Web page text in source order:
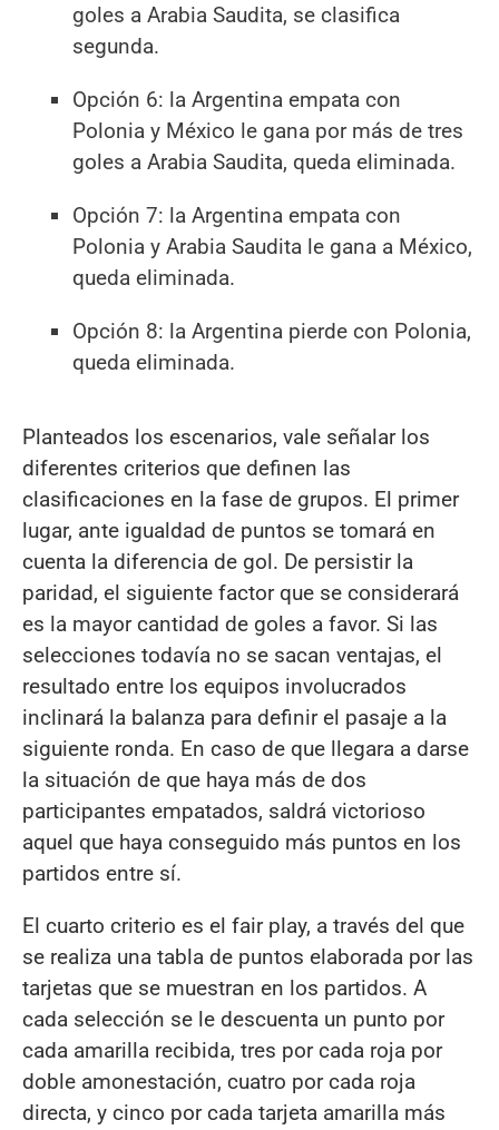
goles a Arabia Saudita, se clasifica
segunda.
Opción 6: la Argentina empata con
Polonia y México le gana por más de tres
goles a Arabia Saudita, queda eliminada.
Opción 7: la Argentina empata con
Polonia y Arabia Saudita le gana a México,
queda eliminada.
Opción 8: la Argentina pierde con Polonia,
queda eliminada.
Planteados los escenarios, vale señalar los
diferentes criterios que definen las
clasificaciones en la fase de grupos. El primer
lugar, ante igualdad de puntos se tomará en
cuenta la diferencia de gol. De persistir la
paridad, el siguiente factor que se considerará
es la mayor cantidad de goles a favor. Si las
selecciones todavía no se sacan ventajas, el
resultado entre los equipos involucrados
inclinará la balanza para definir el pasaje a la
siguiente ronda. En caso de que llegara a darse
la situación de que haya más de dos
participantes empatados, saldrá victorioso
aquel que haya conseguido más puntos en los
partidos entre sí.
El cuarto criterio es el fair play, a través del que
se realiza una tabla de puntos elaborada por las
tarjetas que se muestran en los partidos. A
cada selección se le descuenta un punto por
cada amarilla recibida, tres por cada roja por
doble amonestación, cuatro por cada roja
directa, y cinco por cada tarjeta amarilla más